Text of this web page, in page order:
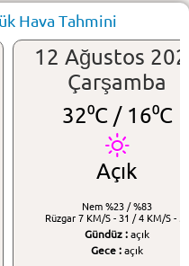
Hava Tahmini
12 Ağustos
Çarşamba
32⁰C /16⁰C
Açık
Nem %23 / %83
Rüzgar 7 KM/S - 31 / 4 KM/S - 50
Gündüz : açık
Gece : açık